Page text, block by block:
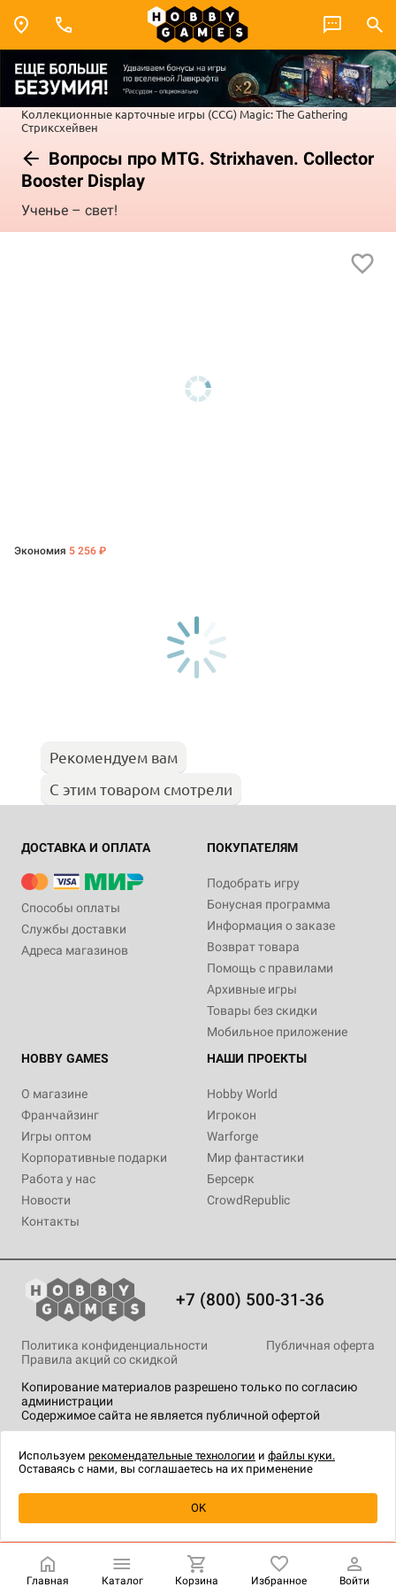
Коллекционные карточные игры (CCG) Magic: The Gathering
Стриксхейвен
Вопросы про MTG. Strixhaven. Collector
Booster Display
Ученье – свет!
Уведомить о наличии
Экономия 5 256 ₽
Рекомендуем вам
С этим товаром смотрели
ДОСТАВКА И ОПЛАТА
Способы оплаты
Службы доставки
Адреса магазинов
ПОКУПАТЕЛЯМ
Подобрать игру
Бонусная программа
Информация о заказе
Возврат товара
Помощь с правилами
Архивные игры
Товары без скидки
Мобильное приложение
HOBBY GAMES
О магазине
Франчайзинг
Игры оптом
Корпоративные подарки
Работа у нас
Новости
Контакты
НАШИ ПРОЕКТЫ
Hobby World
Игрокон
Warforge
Мир фантастики
Берсерк
CrowdRepublic
+7 (800) 500-31-36
Копирование материалов разрешено только по согласию
администрации
Содержимое сайта не является публичной офертой
Политика конфиденциальности
Публичная оферта
Правила акций со скидкой
технологии.
Главная Каталог Корзина Избранное Войти
Используем рекомендательные технологии и файлы куки.
Оставаясь с нами, вы соглашаетесь на их применение
OK